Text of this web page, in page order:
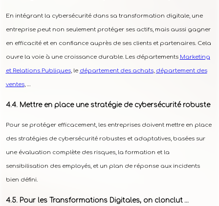
En intégrant la cybersécurité dans sa transformation digitale, une
entreprise peut non seulement protéger ses actifs, mais aussi gagner
en efficacité et en confiance auprès de ses clients et partenaires. Cela
ouvre la voie à une croissance durable. Les départements Marketing
et Relations Publiques, le département des achats, département des
ventes, …
Mettre en place une stratégie de cybersécurité robuste
Pour se protéger efficacement, les entreprises doivent mettre en place
des stratégies de cybersécurité robustes et adaptatives, basées sur
une évaluation complète des risques, la formation et la
sensibilisation des employés, et un plan de réponse aux incidents
bien défini.
Pour les Transformations Digitales, on clonclut …